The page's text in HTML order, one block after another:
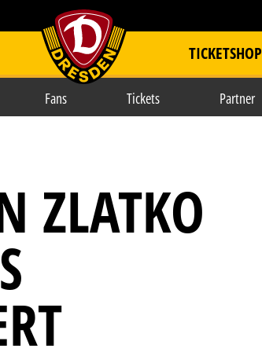
item.title TICKETSHOP
Fans Tickets Partner
ZLATKO